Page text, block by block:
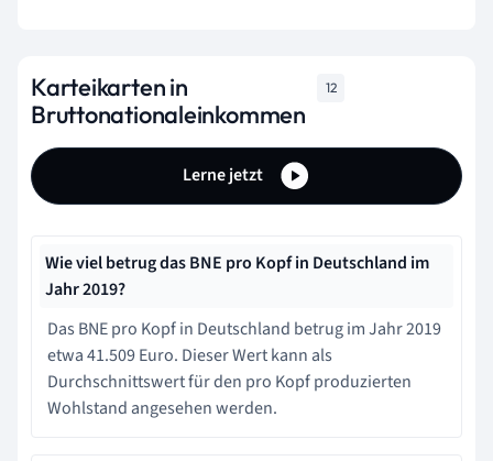
Karteikarten in
Bruttonationaleinkommen
12
Lerne jetzt
Wie viel betrug das BNE pro Kopf in Deutschland im
Jahr 2019?
Das BNE pro Kopf in Deutschland betrug im Jahr 2019
etwa 41.509 Euro. Dieser Wert kann als
Durchschnittswert für den pro Kopf produzierten
Wohlstand angesehen werden.